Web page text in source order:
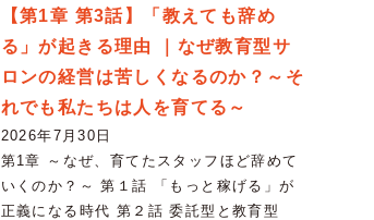
【第1章 第3話】「教えても辞め
る」が起きる理由 ｜なぜ教育型サ
ロンの経営は苦しくなるのか？～そ
れでも私たちは人を育てる～
2026年7月30日
第1章 ～なぜ、育てたスタッフほど辞めて
いくのか？～ 第１話 「もっと稼げる」が
正義になる時代 第２話 委託型と教育型